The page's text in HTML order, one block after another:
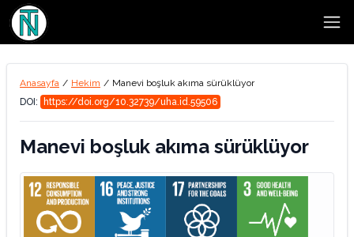
Anasayfa / Hekim / Manevi boşluk akıma sürüklüyor
DOI:
https://doi.org/10.32739/uha.id.59506
Manevi boşluk akıma sürüklüyor